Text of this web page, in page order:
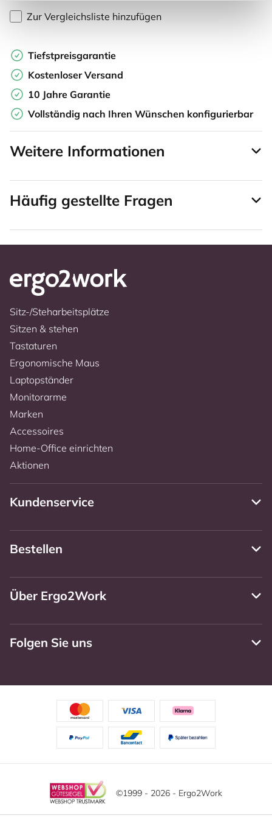
Zur Vergleichsliste hinzufügen
Tiefstpreisgarantie
Kostenloser Versand
10 Jahre Garantie
Vollständig nach Ihren Wünschen konfigurierbar
Weitere Informationen
Häufig gestellte Fragen
Sitz-/Steharbeitsplätze
Sitzen & stehen
Tastaturen
Ergonomische Maus
Laptopständer
Monitorarme
Marken
Accessoires
Home-Office einrichten
Aktionen
Kundenservice
Bestellen
Über Ergo2Work
Folgen Sie uns
©1999 - 2026 - Ergo2Work